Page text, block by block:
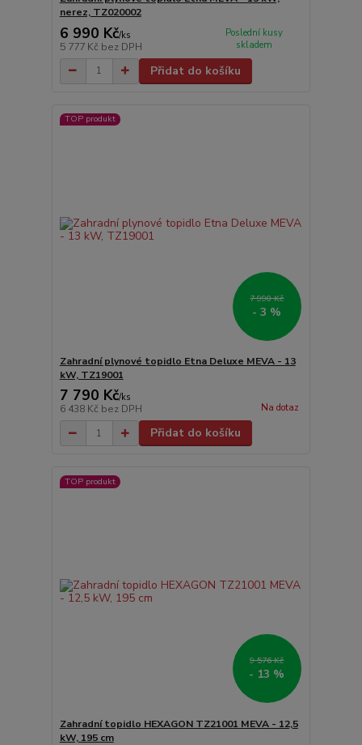
nerez, TZ020002
6 990 Kč/ks
5 777 Kč bez DPH
Poslední kusy
skladem
Přidat do košíku
TOP produkt
7 990 Kč
- 3 %
Zahradní plynové topidlo Etna Deluxe MEVA - 13
kW, TZ19001
7 790 Kč/ks
6 438 Kč bez DPH Na dotaz
Přidat do košíku
TOP produkt
9 576 Kč
- 13 %
Zahradní topidlo HEXAGON TZ21001 MEVA - 12,5
kW, 195 cm